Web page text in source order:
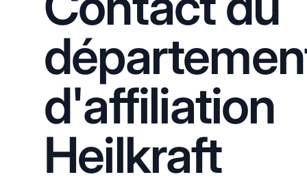
d'affiliation
Heilkraft